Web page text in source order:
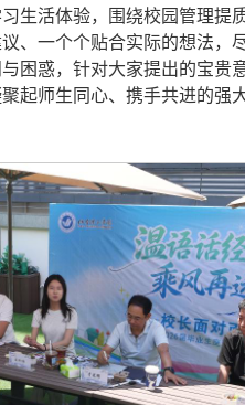
生活体验，围绕校园管理提
、一个个贴合实际的想法，
困惑，针对大家提出的宝贵
起师生同心、携手共进的强